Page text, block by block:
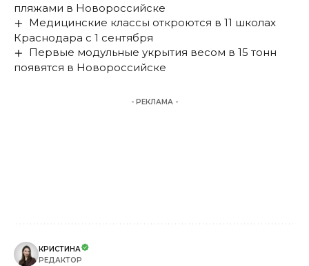
пляжами в Новороссийске
Медицинские классы откроются в 11 школах
Краснодара с 1 сентября
Первые модульные укрытия весом в 15 тонн
появятся в Новороссийске
- РЕКЛАМА -
КРИСТИНА
РЕДАКТОР